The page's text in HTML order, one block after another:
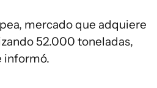
mercado que adquiere
52.000 toneladas,
informó.